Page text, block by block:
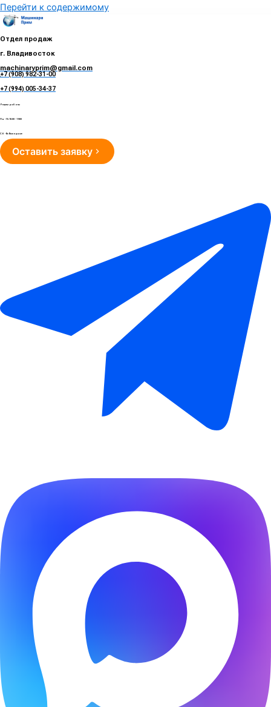
Перейти к содержимому
Отдел продаж
г. Владивосток
machinaryprim@gmail.com
+7 (908) 982-31-00
+7 (994) 005-34-37
Режим работы
Пн - Пт 10:00 - 19:00
Сб - Вс Выходные
Оставить заявку